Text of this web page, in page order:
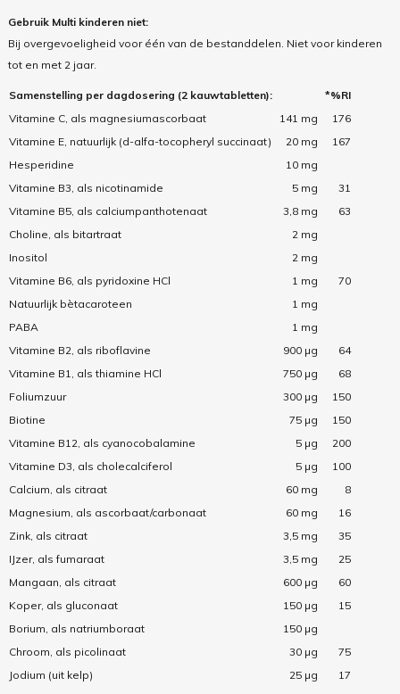
Gebruik Multi kinderen niet:
Bij overgevoeligheid voor één van de bestanddelen. Niet voor kinderen
tot en met 2 jaar.
Samenstelling per dagdosering (2 kauwtabletten):
*%RI
Vitamine C, als magnesiumascorbaat
141 mg
176
Vitamine E, natuurlijk (d-alfa-tocopheryl succinaat)
20 mg
167
Hesperidine
10 mg
Vitamine B3, als nicotinamide
5 mg
31
Vitamine B5, als calciumpanthotenaat
3,8 mg
63
Choline, als bitartraat
2 mg
Inositol
2 mg
Vitamine B6, als pyridoxine HCl
1 mg
70
Natuurlijk bètacaroteen
1 mg
PABA
1 mg
Vitamine B2, als riboflavine
900 µg
64
Vitamine B1, als thiamine HCl
750 µg
68
Foliumzuur
300 µg
150
Biotine
75 µg
150
Vitamine B12, als cyanocobalamine
5 µg
200
Vitamine D3, als cholecalciferol
5 µg
100
Calcium, als citraat
60 mg
8
Magnesium, als ascorbaat/carbonaat
60 mg
16
Zink, als citraat
3,5 mg
35
IJzer, als fumaraat
3,5 mg
25
Mangaan, als citraat
600 µg
60
Koper, als gluconaat
150 µg
15
Borium, als natriumboraat
150 µg
Chroom, als picolinaat
30 µg
75
Jodium (uit kelp)
25 µg
17